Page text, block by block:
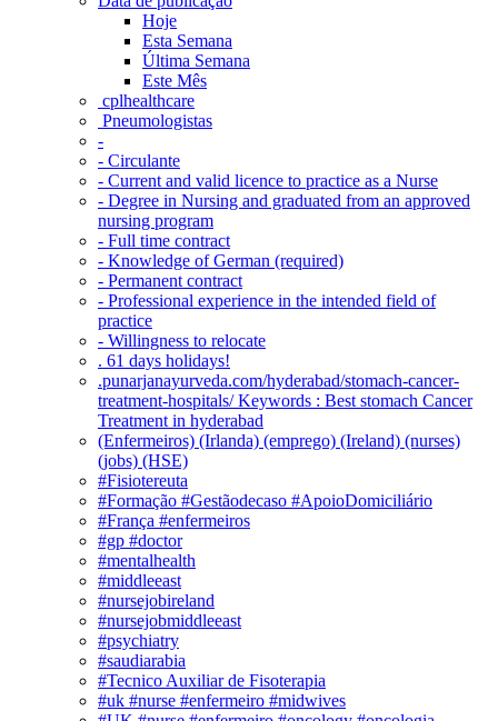
Hoje
Esta Semana
Última Semana
Este Mês
‎ cplhealthcare‬
Pneumologistas
-
- Circulante
- Current and valid licence to practice as a Nurse
- Degree in Nursing and graduated from an approved
nursing program
- Full time contract
- Knowledge of German (required)
- Permanent contract
- Professional experience in the intended field of
practice
- Willingness to relocate
. 61 days holidays!
.punarjanayurveda.com/hyderabad/stomach-cancer-
treatment-hospitals/ Keywords : Best stomach Cancer
Treatment in hyderabad
(Enfermeiros) (Irlanda) (emprego) (Ireland) (nurses)
(jobs) (HSE)
#Fisiotereuta
#Formação #Gestãodecaso #ApoioDomiciliário
#França #enfermeiros
#gp #doctor
#mentalhealth
#middleeast
#nursejobireland
#nursejobmiddleeast
#psychiatry
#saudiarabia
#Tecnico Auxiliar de Fisoterapia
#uk #nurse #enfermeiro #midwives